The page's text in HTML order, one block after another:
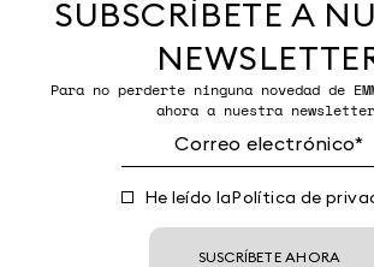
SUBSCRÍBETE A
Para no perderte ninguna novedad de
ahora a nuestra
He leído laPolítica de
SUSCRÍBETE AHORA